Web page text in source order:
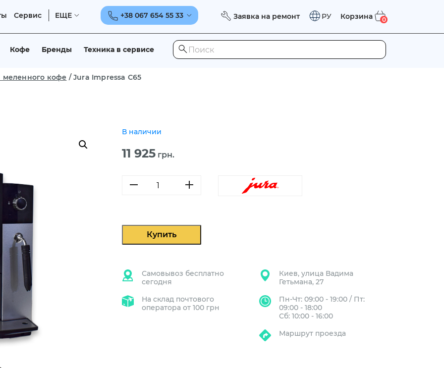
Сервис ЕЩЕ +38 067 654 55 33 Заявка на ремонт РУ Корзина 0
Кофе Бренды Техника в сервисе
кофе /Jura Impressa С65
В наличии
11 925 грн.
Купить
Самовывоз бесплатно
сегодня
На склад почтового
оператора от 100 грн
Киев, улица Вадима
Гетьмана, 27
Пн-Чт: 09:00 - 19:00 / Пт:
09:00 - 18:00
Сб: 10:00 - 16:00
Маршрут проезда